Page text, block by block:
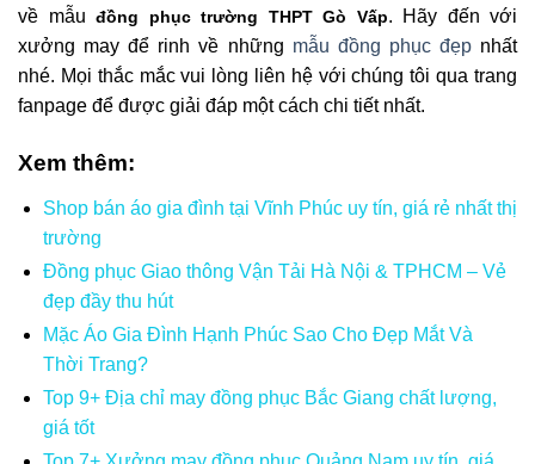
về mẫu đồng phục trường THPT Gò Vấp. Hãy đến với
xưởng may để rinh về những mẫu đồng phục đẹpnhất
nhé. Mọi thắc mắc vui lòng liên hệ với chúng tôi qua trang
fanpage để được giải đáp một cách chi tiết nhất.
Xem thêm:
Shop bán áo gia đình tại Vĩnh Phúc uy tín, giá rẻ nhất thị
trường
Đồng phục Giao thông Vận Tải Hà Nội & TPHCM – Vẻ
đẹp đầy thu hút
Mặc Áo Gia Đình Hạnh Phúc Sao Cho Đẹp Mắt Và
Thời Trang?
Top 9+ Địa chỉ may đồng phục Bắc Giang chất lượng,
giá tốt